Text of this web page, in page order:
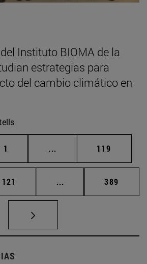
Instituto BIOMA de la
estrategias para
del cambio climático en
Página
1 ... Páginas intermedias
Página
119
Página
121 ... Páginas intermedias
Página
389